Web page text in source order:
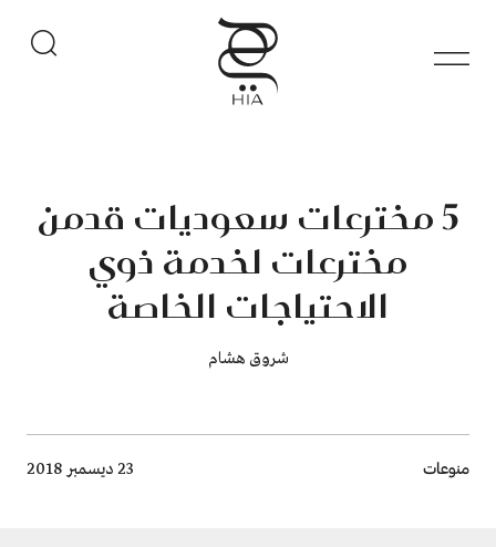
5 مخترعات سعوديات قدمن
مخترعات لخدمة ذوي
الاحتياجات الخاصة
شروق هشام
Breadcrumb
منوعات